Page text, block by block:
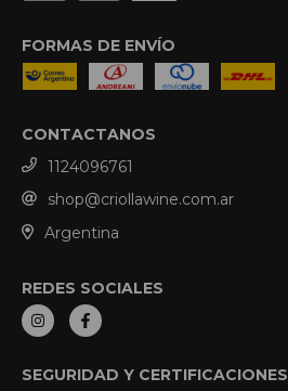
FORMAS DE ENVÍO
CONTACTANOS
1124096761
shop@criollawine.com.ar
Argentina
REDES SOCIALES
SEGURIDAD Y CERTIFICACIONES